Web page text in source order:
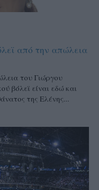
από την απώλεια
του Γιώργου
βόλεϊ είναι εδώ και
της Ελένης...